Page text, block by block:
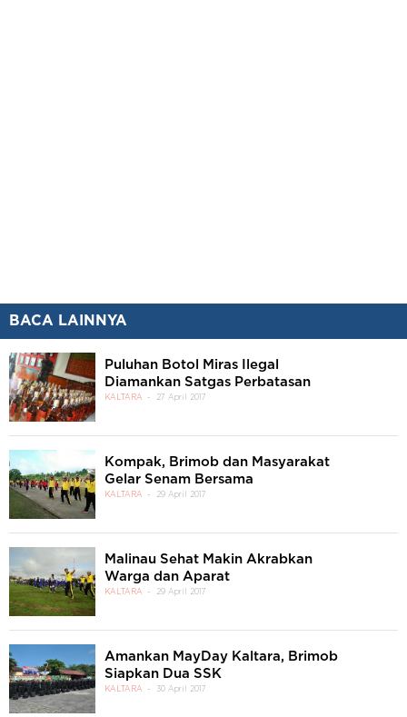
BACA LAINNYA
Puluhan Botol Miras Ilegal
Diamankan Satgas Perbatasan
KALTARA 27 April 2017
Kompak, Brimob dan Masyarakat
Gelar Senam Bersama
KALTARA 29 April 2017
Malinau Sehat Makin Akrabkan
Warga dan Aparat
KALTARA 29 April 2017
Amankan MayDay Kaltara, Brimob
Siapkan Dua SSK
KALTARA 30 April 2017